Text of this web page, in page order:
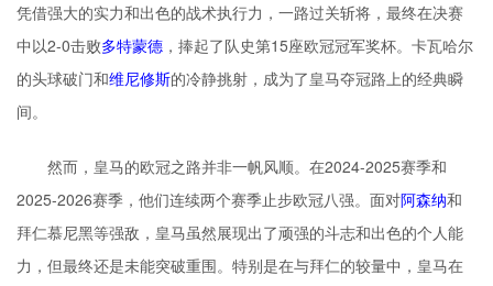
凭借强大的实力和出色的战术执行力，一路过关斩将，最终在决赛
中以2-0击败多特蒙德 ，捧起了队史第15座欧冠冠军奖杯。卡瓦哈尔
的头球破门和维尼修斯的冷静挑射，成为了皇马夺冠路上的经典瞬
间。
然而，皇马的欧冠之路并非一帆风顺。在2024-2025赛季和
2025-2026赛季，他们连续两个赛季止步欧冠八强。面对阿森纳和
拜仁慕尼黑等强敌，皇马虽然展现出了顽强的斗志和出色的个人能
力，但最终还是未能突破重围。特别是在与拜仁的较量中，皇马在